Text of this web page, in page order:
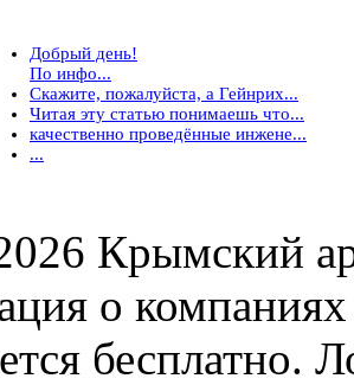
Добрый день!
По инфо...
Скажите, пожалуйста, а Гейнрих...
Читая эту статью понимаешь что...
качественно проведённые инжене...
...
Крымский
о компаниях
бесплатно.